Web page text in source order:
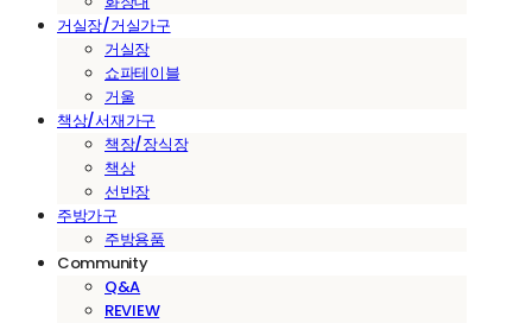
거실장/거실가구
거실장
쇼파테이블
거울
책상/서재가구
책장/장식장
책상
선반장
주방가구
주방용품
Community
Q&A
REVIEW